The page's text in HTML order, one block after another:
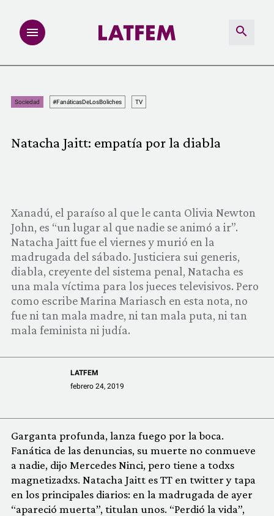
MULTIMEDIA
LATFEMLAB.
PRODUCTOS
COMUNIDAD
QUIÉNES SOMOS
Sociedad #FanáticasDeLosBoliches TV
Natacha Jaitt: empatía por la diabla
Xanadú, el paraíso al que le canta Olivia Newton
John, es “un lugar al que nadie se animó a ir”.
Natacha Jaitt fue el viernes y murió en la
madrugada del sábado. Justiciera sui generis,
diabla, creyente del sistema penal, Natacha es
una mala víctima para los jueces televisivos. Pero
como escribe Marina Mariasch en esta nota, no
fue ni tan mala madre, ni tan mala puta, ni tan
mala feminista ni judía.
LATFEM
febrero 24, 2019
Garganta profunda, lanza fuego por la boca.
Fanática de las denuncias, su muerte no conmueve
a nadie, dijo Mercedes Ninci, pero tiene a todxs
magnetizadxs. Natacha Jaitt es TT en twitter y tapa
en los principales diarios: en la madrugada de ayer
“apareció muerta”, titulan unos. “Perdió la vida”,